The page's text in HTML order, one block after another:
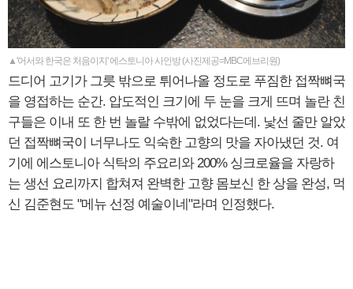
▲'어서와 한국은 처음이지' 에스토니아 사인방 (사진제공=MBC에브리원)
드디어 고기가 그릇 밖으로 튀어나올 정도로 푸짐한 접짝뼈국
을 영접하는 순간. 압도적인 크기에 두 눈을 크게 뜨며 놀란 친
구들은 이내 또 한 번 놀랄 수밖에 없었다는데. 낯선 줄만 알았
던 접짝뼈국이 너무나도 익숙한 고향의 맛을 자아냈던 것. 여
기에 에스토니아 식탁의 주요리와 200% 싱크로율을 자랑하
는 생선 요리까지 합쳐져 완벽한 고향 몸보신 한 상을 완성, 먹
신 김준현도 "메뉴 선정 예술이네"라며 인정했다.